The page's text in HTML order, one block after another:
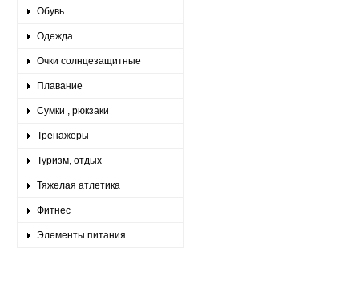
Обувь
Одежда
Очки солнцезащитные
Плавание
Сумки , рюкзаки
Тренажеры
Туризм, отдых
Тяжелая атлетика
Фитнес
Элементы питания